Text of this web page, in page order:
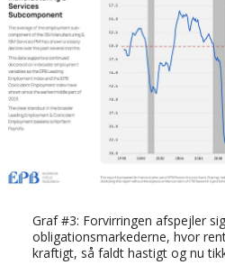
Graf #3: Forvirringen afspejler
obligationsmarkederne, hvor
kraftigt, så faldt hastigt og nu